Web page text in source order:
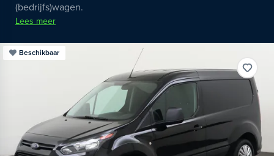
(bedrijfs)wagen.
Lees meer
Beschikbaar